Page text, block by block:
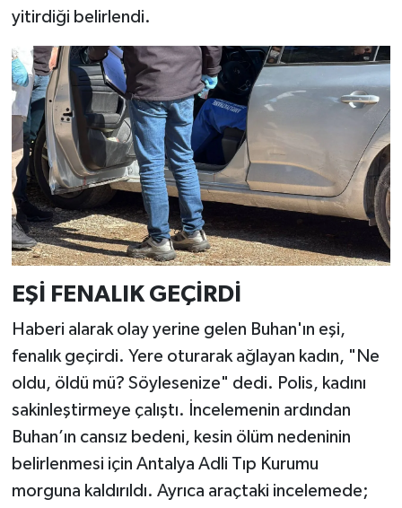
yitirdiği belirlendi.
EŞİ FENALIK GEÇİRDİ
Haberi alarak olay yerine gelen Buhan'ın eşi,
fenalık geçirdi. Yere oturarak ağlayan kadın, "Ne
oldu, öldü mü? Söylesenize" dedi. Polis, kadını
sakinleştirmeye çalıştı. İncelemenin ardından
Buhan’ın cansız bedeni, kesin ölüm nedeninin
belirlenmesi için Antalya Adli Tıp Kurumu
morguna kaldırıldı. Ayrıca araçtaki incelemede;